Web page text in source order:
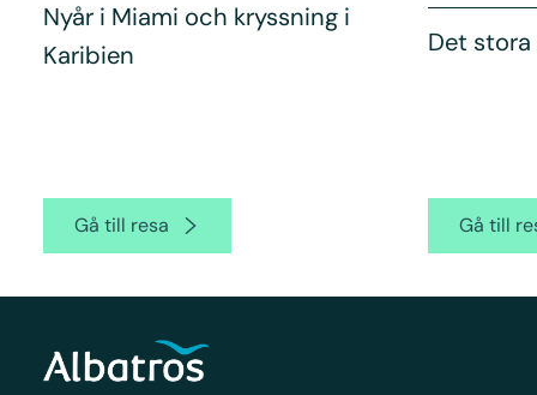
Nyår i Miami och kryssning i
Karibien
Gå till resa
Det
Gå till